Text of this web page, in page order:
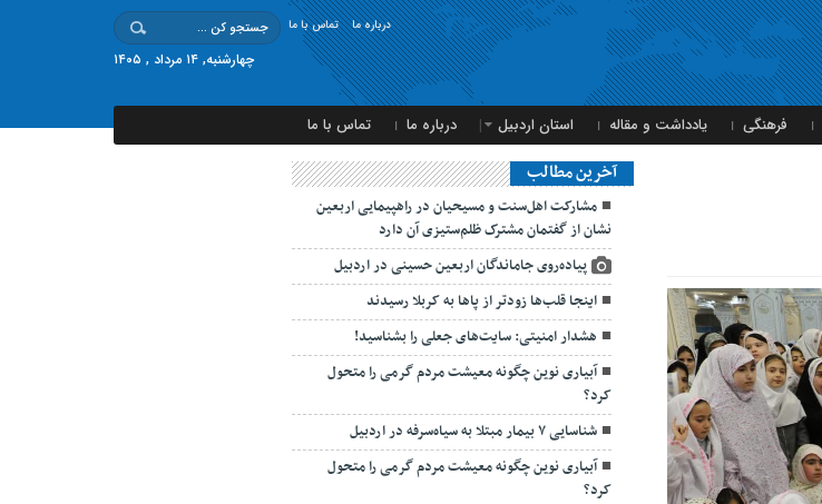
تماس با ما درباره ما
چهارشنبه, ۱۴ مرداد , ۱۴۰۵
فرهنگی یادداشت و مقاله استان اردبیل درباره ما تماس با ما
آخرین مطالب
مشارکت اهل‌سنت و مسیحیان در راهپیمایی اربعین
نشان از گفتمان مشترک ظلم‌ستیزی آن دارد
پیاده‌روی جاماندگان اربعین حسینی در اردبیل
اینجا قلب‌ها زودتر از پاها به کربلا رسیدند
هشدار امنیتی: سایت‌های جعلی را بشناسید!
آبیاری نوین چگونه معیشت مردم گرمی را متحول
کرد؟
شناسایی ۷ بیمار مبتلا به سیاه‌سرفه در اردبیل
آبیاری نوین چگونه معیشت مردم گرمی را متحول
کرد؟